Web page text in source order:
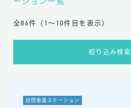
在宅医療どっとコムとは
はじめての方へ
お役立ちコラム
全86件（1〜10件目を表示）
絞り込み検索
訪問看護ステーション